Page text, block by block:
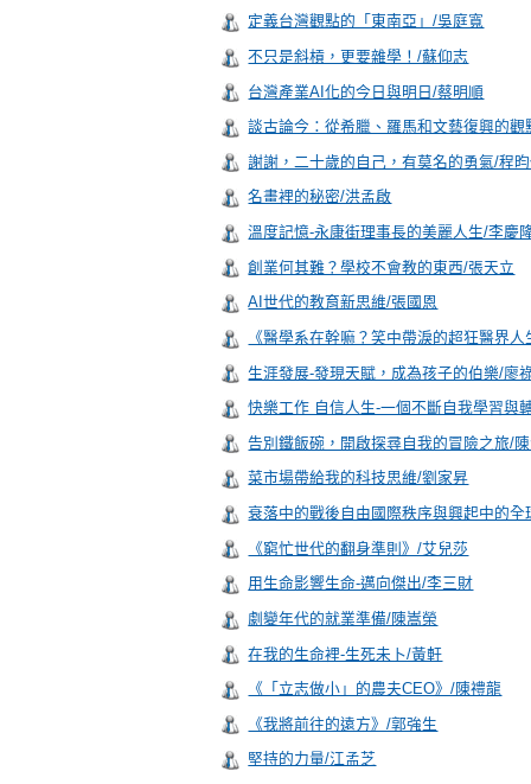
定義台灣觀點的「東南亞」/吳庭寬
不只是斜槓，更要雜學！/蘇仰志
台灣產業AI化的今日與明日/蔡明順
談古論今：從希臘、羅馬和文藝復興的
謝謝，二十歲的自己，有莫名的勇氣/程
名畫裡的秘密/洪孟啟
溫度記憶-永康街理事長的美麗人生/李慶
創業何其難？學校不會教的東西/張天立
AI世代的教育新思維/張國恩
《醫學系在幹嘛？笑中帶淚的超狂醫界
生涯發展-發現天賦，成為孩子的伯樂/廖
快樂工作 自信人生-一個不斷自我學習與
告別鐵飯碗，開啟探尋自我的冒險之旅/
菜市場帶給我的科技思維/劉家昇
衰落中的戰後自由國際秩序與興起中的
《窮忙世代的翻身準則》/艾兒莎
用生命影響生命-邁向傑出/李三財
劇變年代的就業準備/陳嵩榮
在我的生命裡-生死未卜/黃軒
《「立志做小」的農夫CEO》/陳禮龍
《我將前往的遠方》/郭強生
堅持的力量/江孟芝